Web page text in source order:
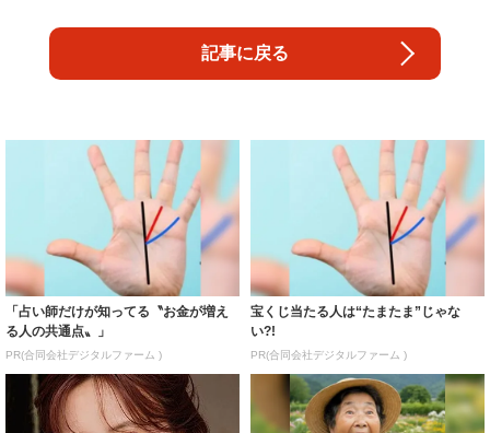
記事に戻る
「占い師だけが知ってる〝お金が増え
る人の共通点〟」
PR(合同会社デジタルファーム )
宝くじ当たる人は“たまたま”じゃな
い?!
PR(合同会社デジタルファーム )